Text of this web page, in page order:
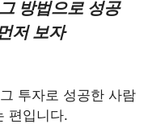
방법으로 성공
저 보자
투자로 성공한 사람
편입니다.